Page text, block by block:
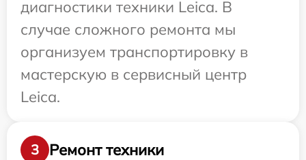
диагностики техники Leica. В
случае сложного ремонта мы
организуем транспортировку в
мастерскую в сервисный центр
Leica.
3
Ремонт техники